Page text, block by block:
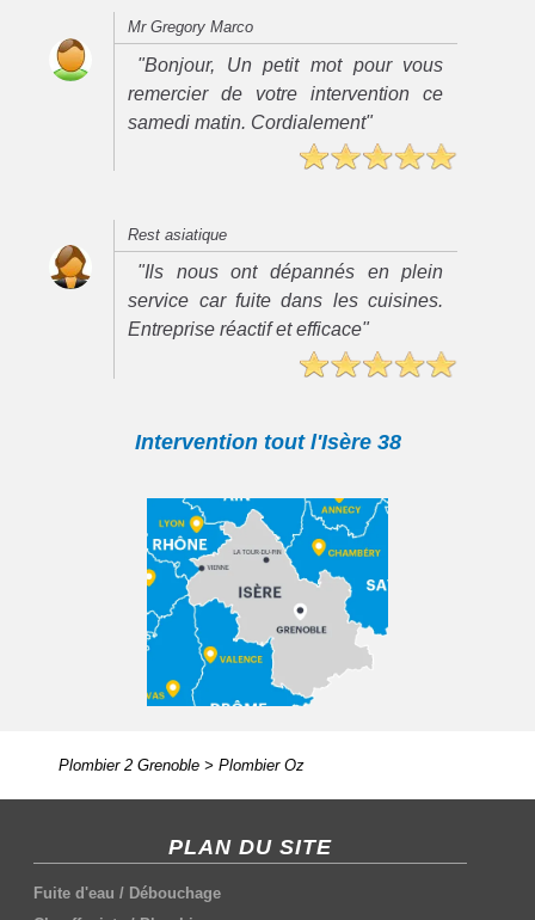
Mr Gregory Marco
"Bonjour, Un petit mot pour vous
remercier de votre intervention ce
samedi matin. Cordialement"
Rest asiatique
"Ils nous ont dépannés en plein
service car fuite dans les cuisines.
Entreprise réactif et efficace"
Intervention tout l'Isère 38
Plombier 2 Grenoble> Plombier Oz
PLAN DU SITE
Fuite d'eau / Débouchage